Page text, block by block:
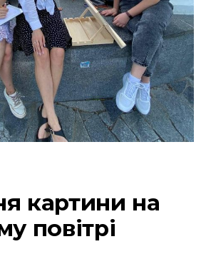
картини на
повітрі